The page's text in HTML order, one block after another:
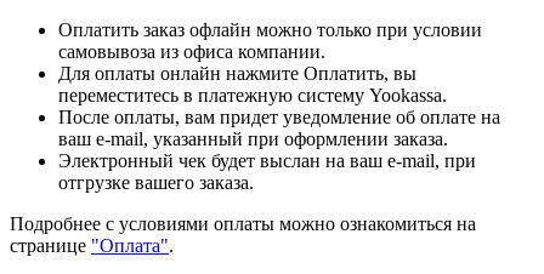
Оплатить заказ офлайн можно только при условии
самовывоза из офиса компании.
Для оплаты онлайн нажмите Оплатить, вы
переместитесь в платежную систему Yookassa.
После оплаты, вам придет уведомление об оплате на
ваш e-mail, указанный при оформлении заказа.
Электронный чек будет выслан на ваш e-mail, при
отгрузке вашего заказа.
Подробнее с условиями оплаты можно ознакомиться на
странице "Оплата".